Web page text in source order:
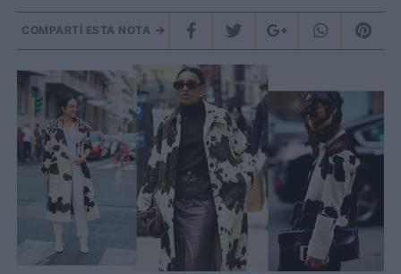
COMPARTÍ ESTA NOTA